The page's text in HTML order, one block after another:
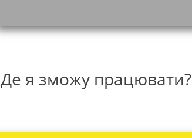
Де я зможу працювати?